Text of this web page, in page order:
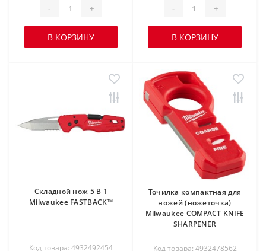
- +
В КОРЗИНУ
- +
В КОРЗИНУ
Складной нож 5 В 1
Milwaukee FASTBACK™
Код товара: 4932492454
Точилка компактная для
ножей (ножеточка)
Milwaukee COMPACT KNIFE
SHARPENER
Код товара: 4932478562